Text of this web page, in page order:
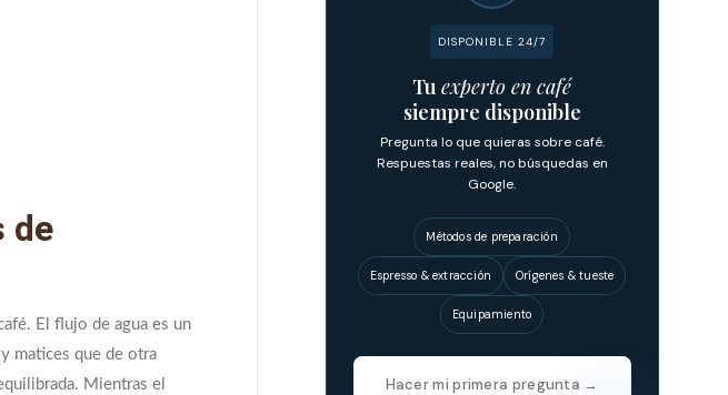
de
El flujo de agua es un
matices que de otra
Mientras el
DISPONIBLE 24/7
Tuexperto en café
siempre disponible
Pregunta lo que quieras sobre café.
Respuestas reales, no búsquedas en
Google.
Métodos de preparación
Espresso & extracción Orígenes & tueste
Equipamiento
Hacer mi primera pregunta →